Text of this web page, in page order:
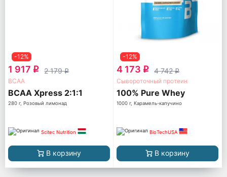
-12%
1 917 q 2 179q
ВСАА
BCAA Xpress 2:1:1
280 г, Розовый лимонад
Scitec Nutrition
В корзину
-12%
4 173 q 4 742q
Сывороточный протеин
100% Pure Whey
1000 г, Карамель-капучино
BioTechUSA
В корзину